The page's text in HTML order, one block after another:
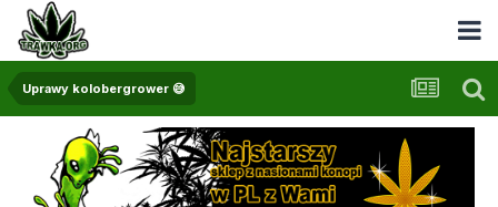
Uprawy kolobergrower 😅